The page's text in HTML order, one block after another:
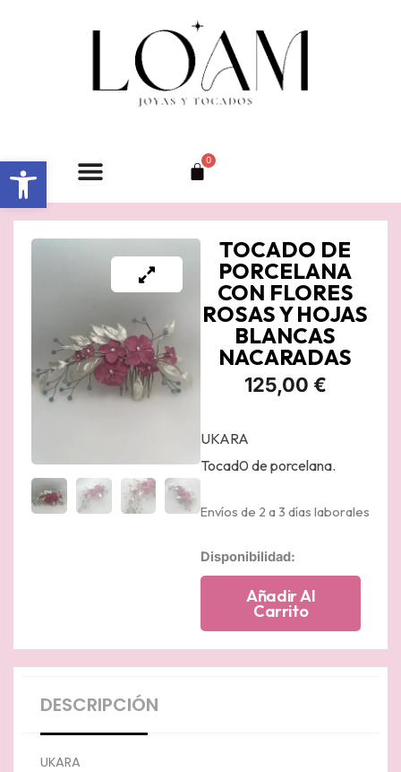
Abrir barra de herramientas 0
Carrito
TOCADO DE
PORCELANA
CON FLORES
ROSAS Y HOJAS
BLANCAS
NACARADAS
125,00 €
UKARA
Tocad0 de porcelana.
Envíos de 2 a 3 días laborales
Disponibilidad:
Tocado
porcelana
flores
Añadir Al
Carrito
DESCRIPCIÓN
UKARA